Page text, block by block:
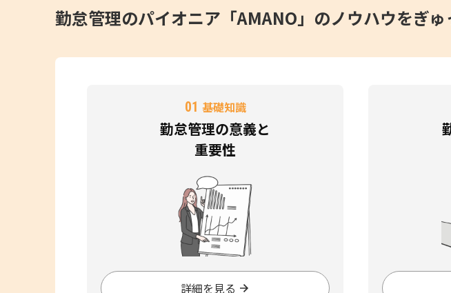
勤怠管理のパイオニア「AMANO」のノウハウをぎゅ
01 基礎知識
勤怠管理の意義と
重要性
詳細を見る